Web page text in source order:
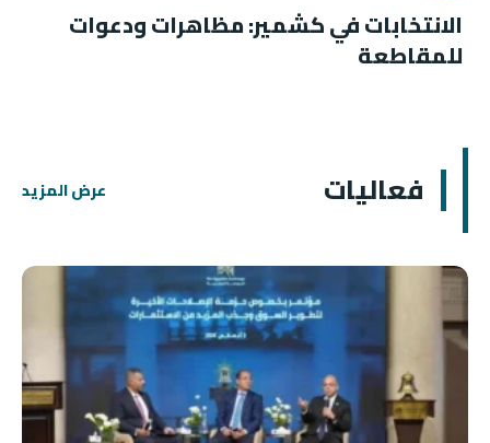
الانتخابات في كشمير: مظاهرات ودعوات
للمقاطعة
فعاليات عرض المزيد